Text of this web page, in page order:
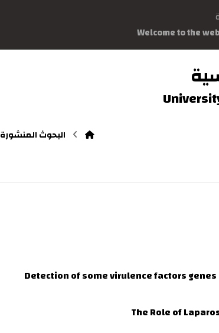
Welcome to the
البحوث المنشورة
Detection of some virulence factors
The Role of